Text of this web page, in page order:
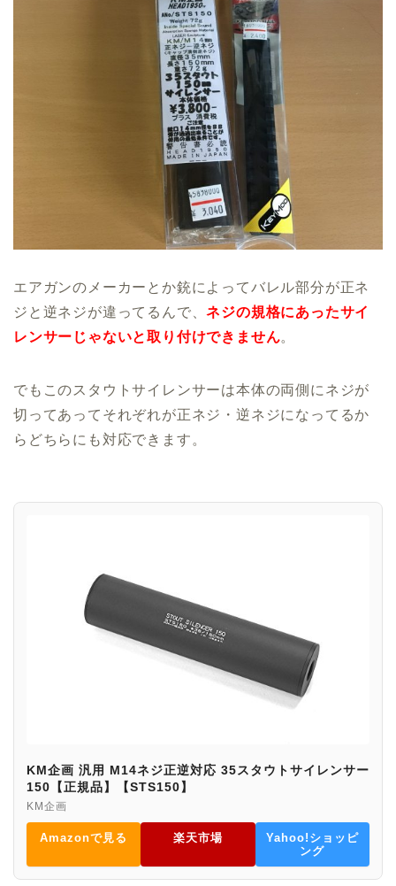
エアガンのメーカーとか銃によってバレル部分が正ネ
ジと逆ネジが違ってるんで、ネジの規格にあったサイ
レンサーじゃないと取り付けできません。
でもこのスタウトサイレンサーは本体の両側にネジが
切ってあってそれぞれが正ネジ・逆ネジになってるか
らどちらにも対応できます。
KM企画 汎用 M14ネジ正逆対応 35スタウトサイレンサー
150【正規品】【STS150】
KM企画
Amazonで見る 楽天市場
Yahoo!ショッピ
ング